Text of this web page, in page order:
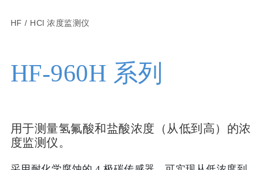
HF / HCl 浓度监测仪
HF-960H 系列
用于测量氢氟酸和盐酸浓度（从低到高）的浓
度监测仪。